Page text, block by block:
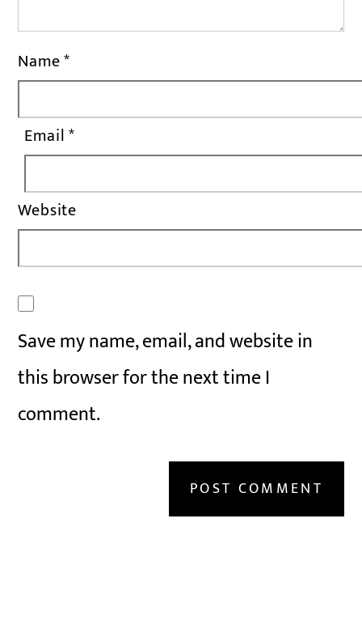
Name*
Email*
Website
Save my name, email, and website in
this browser for the next time I
comment.